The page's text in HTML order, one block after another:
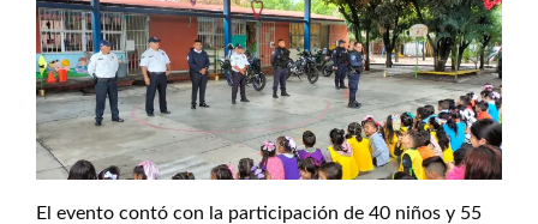
El evento contó con la participación de 40 niños y 55